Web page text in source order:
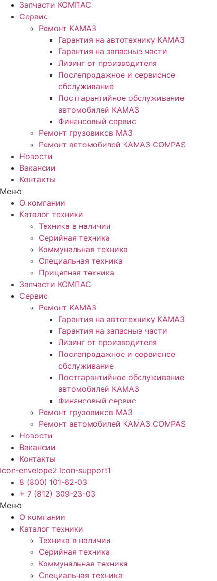
Запчасти КОМПАС
Сервис
Ремонт КАМАЗ
Гарантия на автотехнику КАМАЗ
Гарантия на запасные части
Лизинг от производителя
Послепродажное и сервисное
обслуживание
Постгарантийное обслуживание
автомобилей КАМАЗ
Финансовый сервис
Ремонт грузовиков МАЗ
Ремонт автомобилей КАМАЗ COMPAS
Новости
Вакансии
Контакты
Меню
О компании
Каталог техники
Техника в наличии
Серийная техника
Коммунальная техника
Специальная техника
Прицепная техника
Запчасти КОМПАС
Сервис
Ремонт КАМАЗ
Гарантия на автотехнику КАМАЗ
Гарантия на запасные части
Лизинг от производителя
Послепродажное и сервисное
обслуживание
Постгарантийное обслуживание
автомобилей КАМАЗ
Финансовый сервис
Ремонт грузовиков МАЗ
Ремонт автомобилей КАМАЗ COMPAS
Новости
Вакансии
Контакты
Icon-envelope2 Icon-support1
8 (800) 101-62-03
+ 7 (812) 309-23-03
Меню
О компании
Каталог техники
Техника в наличии
Серийная техника
Коммунальная техника
Специальная техника